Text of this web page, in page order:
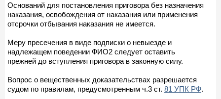
Оснований для постановления приговора без назначения
наказания, освобождения от наказания или применения
отсрочки отбывания наказания не имеется.
Меру пресечения в виде подписки о невыезде и
надлежащем поведении ФИО2 следует оставить
прежней до вступления приговора в законную силу.
Вопрос о вещественных доказательствах разрешается
судом по правилам, предусмотренным ч.3 ст. 81 УПК РФ.